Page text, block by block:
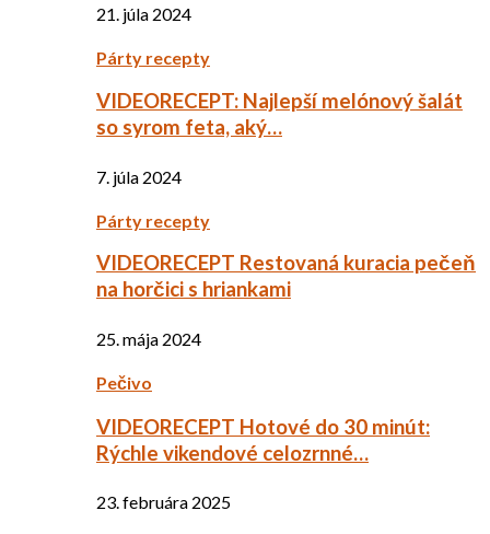
21. júla 2024
Párty recepty
VIDEORECEPT: Najlepší melónový šalát
so syrom feta, aký…
7. júla 2024
Párty recepty
VIDEORECEPT Restovaná kuracia pečeň
na horčici s hriankami
25. mája 2024
Pečivo
VIDEORECEPT Hotové do 30 minút:
Rýchle vikendové celozrnné…
23. februára 2025